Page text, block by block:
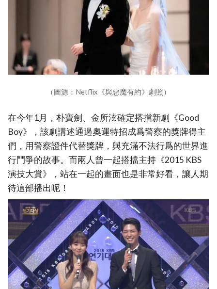
（圖源：Netflix《與惡魔有約》劇照）
在今年1月，朴寶劍、金所泫確定搭擋新劇《Good
Boy》，該劇講述通過奧運特招成爲警察的獎牌得主
們，用警察證件代替獎牌，與充滿不法行爲的世界進
行鬥爭的故事。而兩人曾一起搭擋主持《2015 KBS
演技大賞》，站在一起的畫面也是非常好看，讓人期
待這部播出呢！